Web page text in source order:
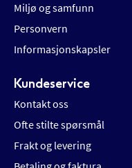
Miljø og samfunn
Personvern
Informasjonskapsler
Kundeservice
Kontakt oss
Ofte stilte spørsmål
Frakt og levering